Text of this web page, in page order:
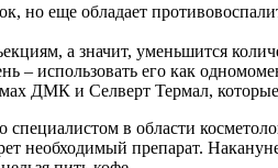
но еще обладает
а значит, уменьшится
– использовать его как
ДМК и Селверт Термал,
специалистом в области
необходимый препарат.